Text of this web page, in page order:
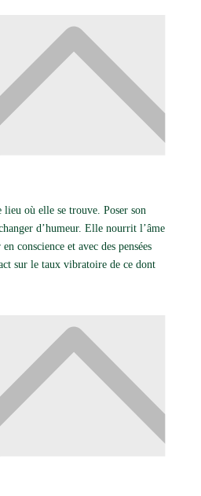
où elle se trouve. Poser son
d’humeur. Elle nourrit l’âme
conscience et avec des pensées
sur le taux vibratoire de ce dont